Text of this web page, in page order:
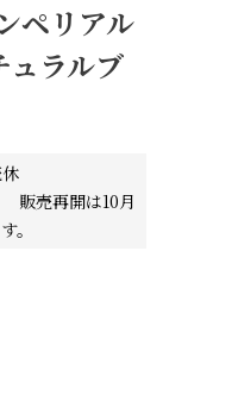
ペリアル
ュラルブ
10月
。